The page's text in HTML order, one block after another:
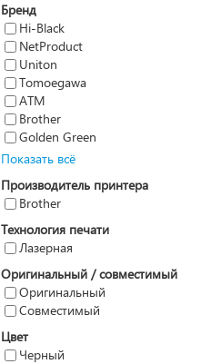
Бренд
Hi-Black
NetProduct
Uniton
Tomoegawa
ATM
Brother
Golden Green
Показать всё
Производитель принтера
Brother
Технология печати
Лазерная
Оригинальный / совместимый
Оригинальный
Совместимый
Цвет
Черный